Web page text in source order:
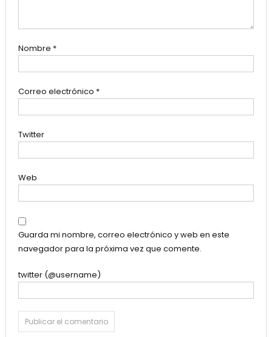
Nombre *
Correo electrónico *
Twitter
Web
Guarda mi nombre, correo electrónico y web en este
navegador para la próxima vez que comente.
twitter (@username)